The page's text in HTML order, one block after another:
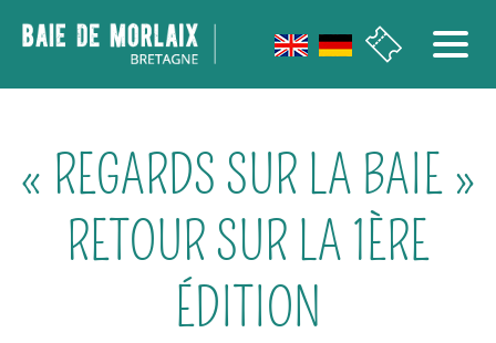
« REGARDS SUR LA BAIE »
RETOUR SUR LA 1ÈRE
ÉDITION